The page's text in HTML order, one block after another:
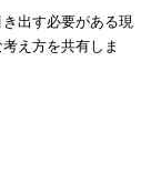
出す必要がある現
え方を共有しま